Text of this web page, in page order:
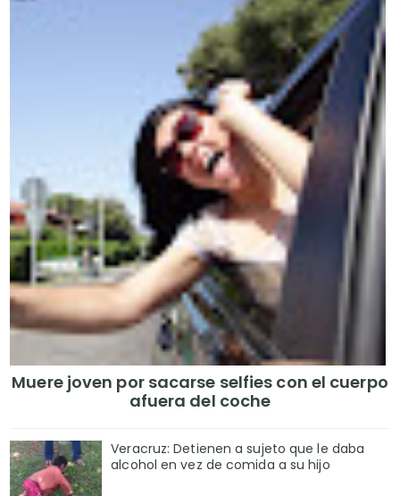
Muere joven por sacarse selfies con el cuerpo
afuera del coche
Veracruz: Detienen a sujeto que le daba
alcohol en vez de comida a su hijo